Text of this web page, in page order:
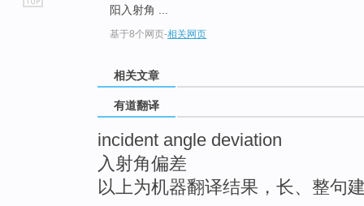
阳入射角 ...
基于8个网页-相关网页
相关文章
有道翻译
incident angle deviation
入射角偏差
以上为机器翻译结果，长、整句